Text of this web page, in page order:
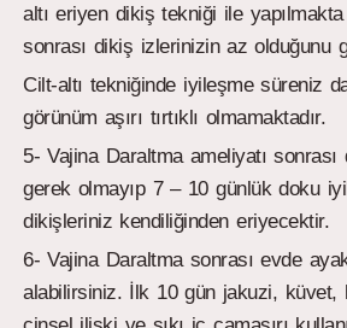
altı eriyen dikiş tekniği ile
sonrası dikiş izlerinizin az olduğunu
Cilt-altı tekniğinde iyileşme süreniz
görünüm aşırı tırtıklı olmamaktadır.
5- Vajina Daraltma ameliyatı sonrası
gerek olmayıp 7 – 10 günlük doku
dikişleriniz kendiliğinden eriyecektir.
6- Vajina Daraltma sonrası evde
alabilirsiniz. İlk 10 gün jakuzi, küvet,